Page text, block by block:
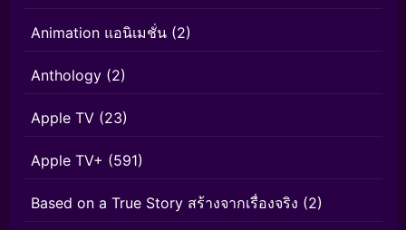
Animation แอนิเมชั่น (2)
Anthology (2)
Apple TV (23)
Apple TV+ (591)
Based on a True Story สร้างจากเรื่องจริง (2)